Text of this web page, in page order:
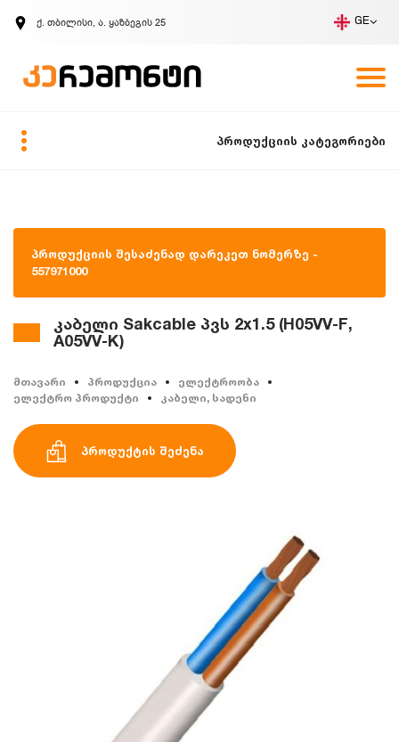
ქ. თბილისი, ა. ყაზბეგის 25 GE
ზარის მოთხოვნა
პროდუქციის კატეგორიები
პროდუქციის შესაძენად დარეკეთ ნომერზე -
557971000
კაბელი Sakcable პვს 2x1.5 (H05VV-F,
A05VV-K)
მთავარი პროდუქცია
ელექტროობა
ელექტრო პროდუქტი
კაბელი, სადენი
პროდუქტის შეძენა